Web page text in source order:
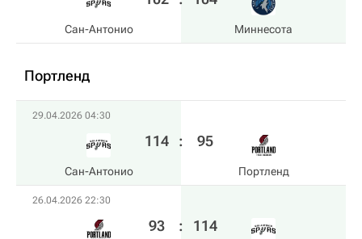
Сан-Антонио Миннесота
Портленд
29.04.2026 04:30
Сан-Антонио
114 : 95
Портленд
26.04.2026 22:30
93 : 114